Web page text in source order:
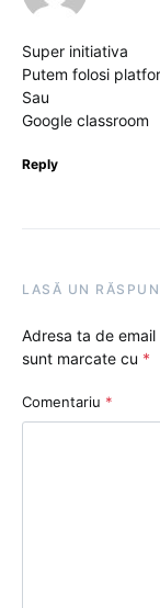
Super initiativa
Putem folosi
Sau
Google classroom
Reply
LASĂ UN
Adresa ta de
sunt marcate cu *
Comentariu *